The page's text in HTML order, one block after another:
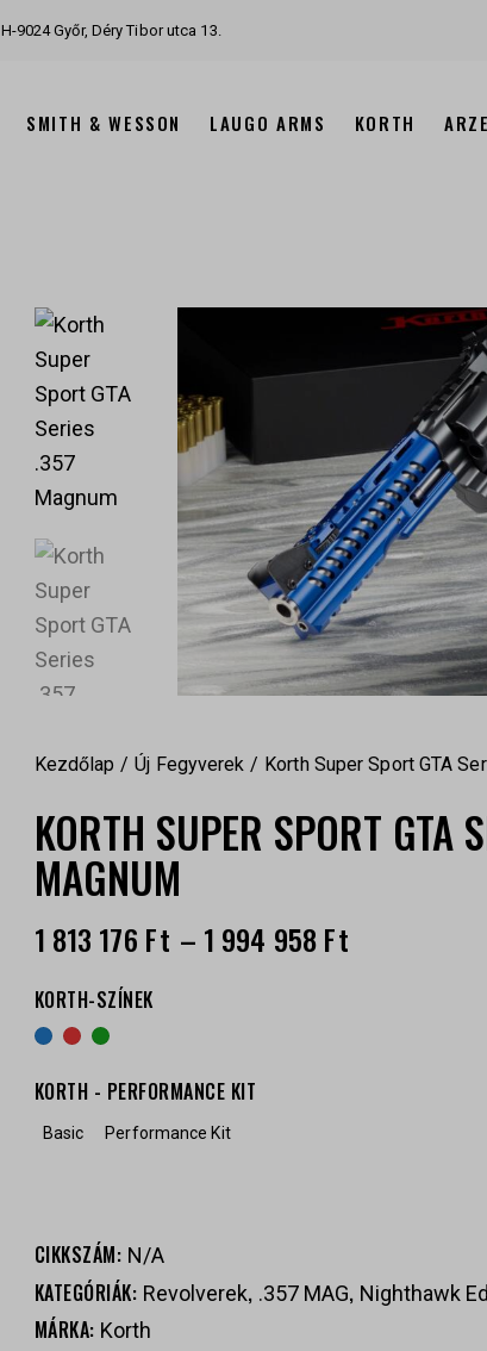
H-9024 Győr, Déry Tibor utca 13.
SMITH & WESSON LAUGO ARMS KORTH
Kezdőlap Új Fegyverek Korth Super Sport GTA
KORTH SUPER SPORT GTA
MAGNUM
1 813 176 Ft – 1 994 958Ft
KORTH-SZÍNEK
KORTH - PERFORMANCE KIT
Basic Performance Kit
CIKKSZÁM: N/A
KATEGÓRIÁK: Revolverek, .357 MAG, Nighthawk
MÁRKA: Korth